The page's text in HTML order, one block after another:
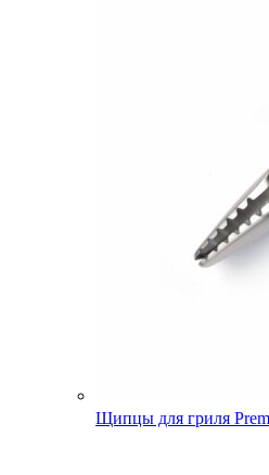
Щипцы для гриля